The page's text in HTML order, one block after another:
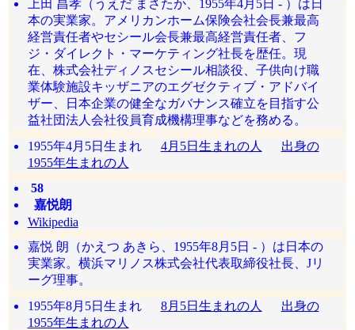
上田 昌孝（うえだ まさたか、1955年4月5日 - ）は日
本の実業家。アメリカンホーム保険会社会長兼最高
経営責任者やセシール会長兼最高経営責任者、フ
ジ・ダイレクト・マーケティング社長を歴任。現
在、株式会社ディノスセシール相談役、子供向け職
業体験施設キッザニアのエグゼクティブ・アドバイ
ザー、日本企業の健全なガバナンス確立を目指す公
益社団法人会社役員育成機構理事などを務める。
1955年4月5日生まれ 4月5日生まれの人
出身の
1955年生まれの人
58
嘉悦朗
Wikipedia
嘉悦 朗（かえつ あきら、1955年8月5日 - ）は日本の
実業家。横浜マリノス株式会社代表取締役社長、Jリ
ーグ理事。
1955年8月5日生まれ 8月5日生まれの人
出身の
1955年生まれの人